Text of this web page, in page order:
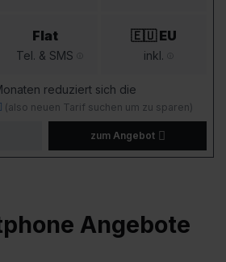
Flat
Tel. & SMS
🇪🇺 EU
inkl.
reduziert sich die
(also neuen Tarif suchen um zu sparen)
zum Angebot
Angebote